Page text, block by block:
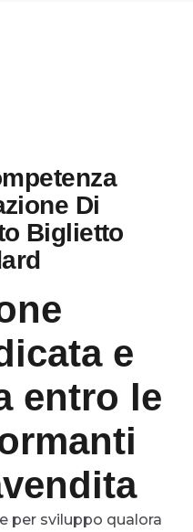
Di
Biglietto
e
entro le
per sviluppo qualora